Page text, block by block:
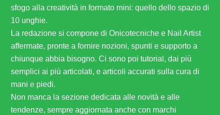
sfogo alla creatività in formato mini: quello dello spazio di
10 unghie.
La redazione si compone di Onicotecniche e Nail Artist
affermate, pronte a fornire nozioni, spunti e supporto a
chiunque abbia bisogno. Ci sono poi tutorial, dai più
semplici ai più articolati, e articoli accurati sulla cura di
mani e piedi.
Non manca la sezione dedicata alle novità e alle
tendenze, sempre aggiornata anche con marchi